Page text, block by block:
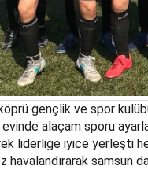
gençlik ve spor
evinde alaçam sporu
liderliğe iyice yerleşti
havalandırarak samsun